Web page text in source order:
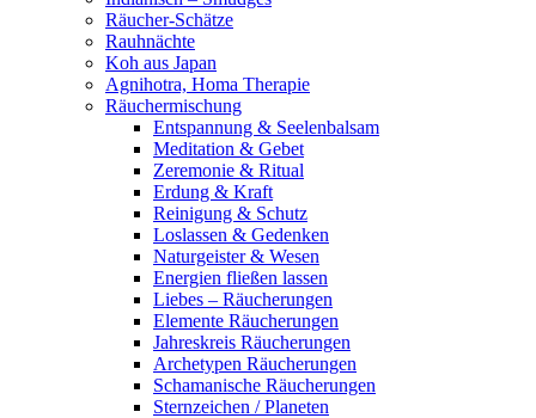
Räucher-Schätze
Rauhnächte
Koh aus Japan
Agnihotra, Homa Therapie
Räuchermischung
Entspannung & Seelenbalsam
Meditation & Gebet
Zeremonie & Ritual
Erdung & Kraft
Reinigung & Schutz
Loslassen & Gedenken
Naturgeister & Wesen
Energien fließen lassen
Liebes – Räucherungen
Elemente Räucherungen
Jahreskreis Räucherungen
Archetypen Räucherungen
Schamanische Räucherungen
Sternzeichen / Planeten